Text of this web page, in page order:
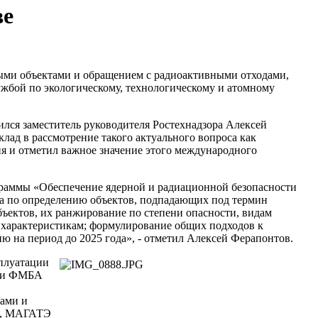
объектами и обращением с радиоактивными отходами,
по экологическому, технологическому и атомному
заместитель руководителя Ростехнадзора Алексей
в рассмотрение такого актуального вопроса как
и отметил важное значение этого международного
«Обеспечение ядерной и радиационной безопасности
по определению объектов, подпадающих под термин
их ранжирование по степени опасности, видам
формулирование общих подходов к
на период до 2025 года», - отметил Алексей Ферапонтов.
и ФМБА
и
МАГАТЭ